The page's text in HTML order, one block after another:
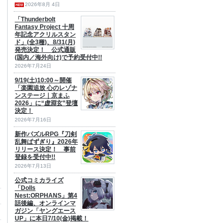
2026年8月 4日
「Thunderbolt
Fantasy Project 十周
年記念アクリルスタン
ド」(全3種)、8/31(月)
発売決定！ 公式通販
(国内／海外向け)で予約受付中!!
2026年7月24日
9/19(土)10:00～開催
「楽園追放 心のレゾナ
ンステージ｜京まふ
2026」に“虚淵玄”登壇
決定！
2026年7月16日
新作パズルRPG『刀剣
乱舞ぱずぎり』2026年
リリース決定！ 事前
登録を受付中!!
2026年7月13日
公式コミカライズ
「Dolls
Nest:ORPHANS」第4
話後編、オンラインマ
ガジン「ヤングエース
UP」に本日7/10(金)掲載！